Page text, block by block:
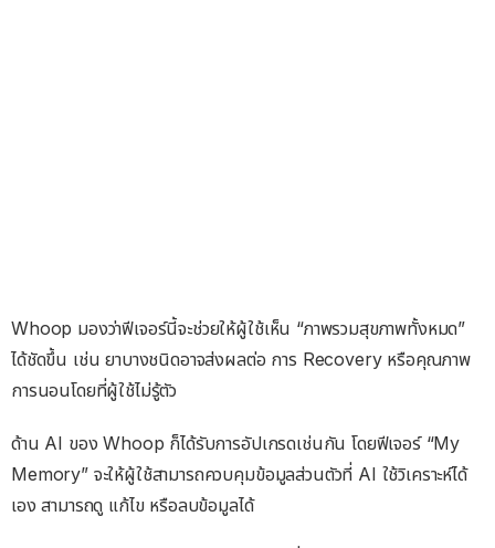
Whoop มองว่าฟีเจอร์นี้จะช่วยให้ผู้ใช้เห็น “ภาพรวมสุขภาพทั้งหมด”
ได้ชัดขึ้น เช่น ยาบางชนิดอาจส่งผลต่อ การ Recovery หรือคุณภาพ
การนอนโดยที่ผู้ใช้ไม่รู้ตัว
ด้าน AI ของ Whoop ก็ได้รับการอัปเกรดเช่นกัน โดยฟีเจอร์ “My
Memory” จะให้ผู้ใช้สามารถควบคุมข้อมูลส่วนตัวที่ AI ใช้วิเคราะห์ได้
เอง สามารถดู แก้ไข หรือลบข้อมูลได้